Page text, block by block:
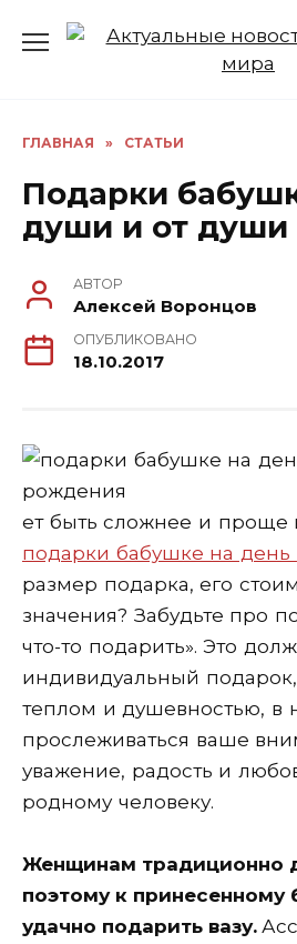
ГЛАВНАЯ » СТАТЬИ
Подарки
души и от души
АВТОР
Алексей Воронцов
ОПУБЛИКОВАНО
18.10.2017
ет быть сложнее и проще
подарки бабушке на
размер подарка, его
значения? Забудьте про
что-то подарить». Это
индивидуальный
теплом и душевностью, в
прослеживаться ваше
уважение, радость и
родному человеку.
Женщинам традиционно
поэтому к принесенному
удачно подарить вазу.